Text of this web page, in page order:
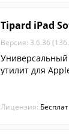
Tipard iPad
Версия: 3.6.36
утилит для
Лицензия: